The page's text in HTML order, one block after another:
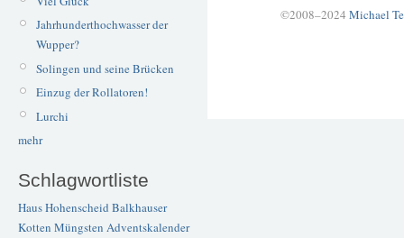
Jahrhunderthochwasser der
Wupper?
Solingen und seine Brücken
Einzug der Rollatoren!
Lurchi
mehr
Schlagwortliste
Haus Hohenscheid Balkhauser
Kotten Müngsten Adventskalender
©2008–2024 Michael